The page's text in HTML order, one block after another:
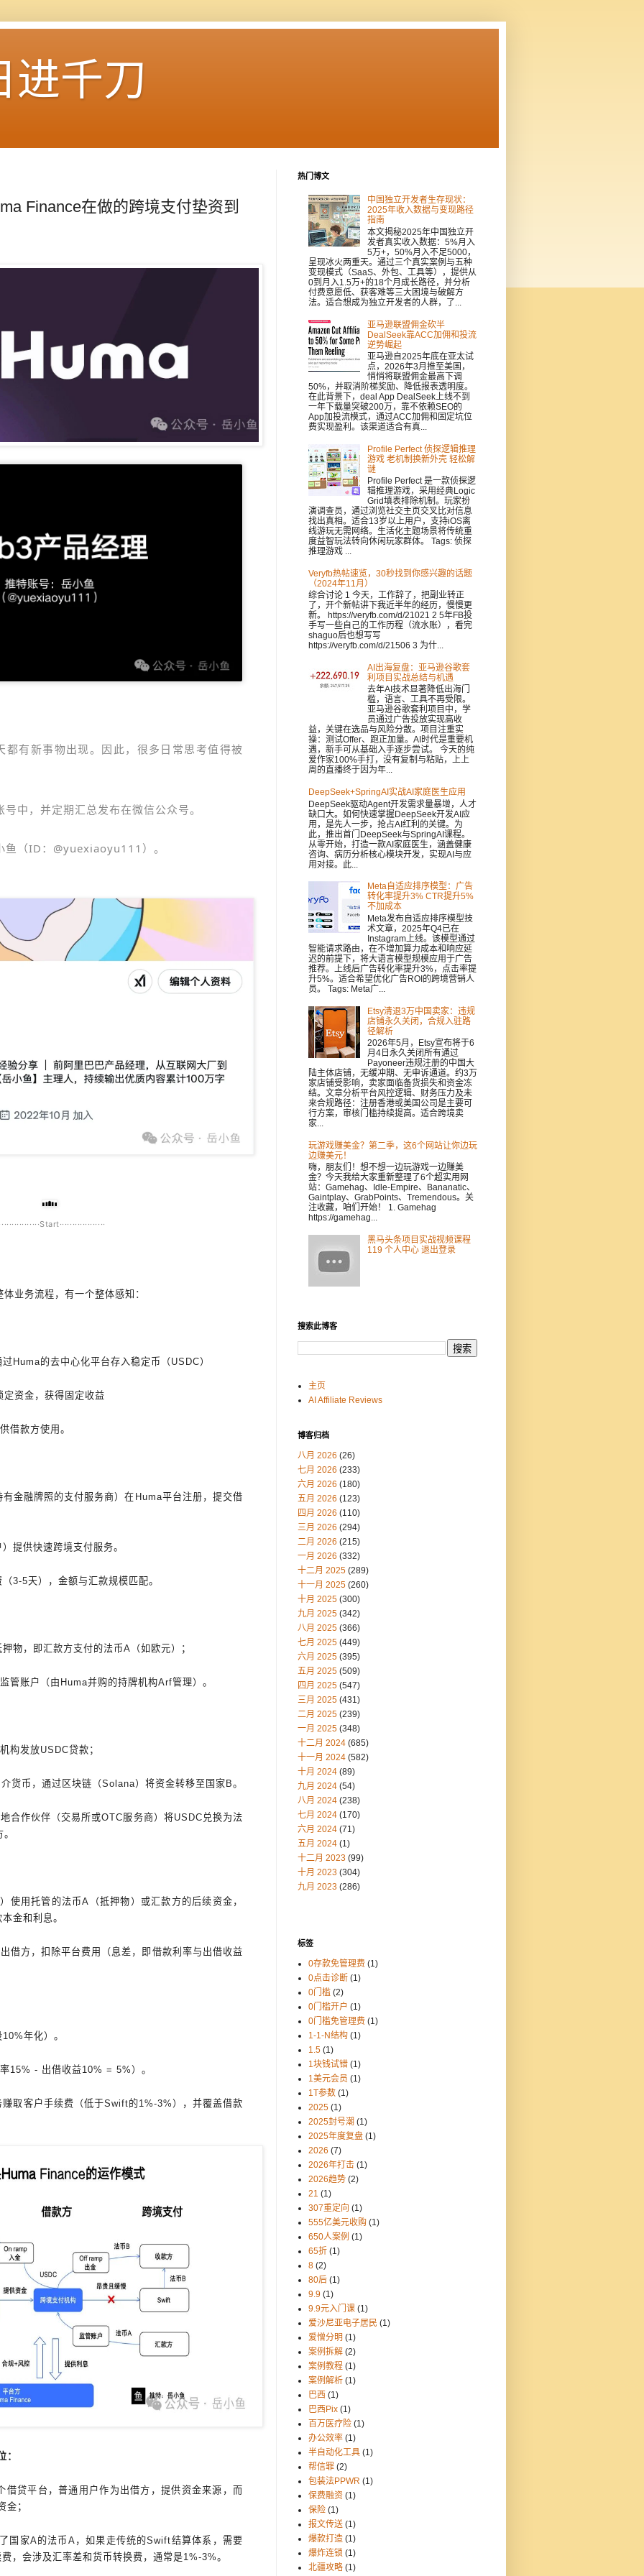
进千刀
Finance在做的跨境支付垫资到
有新事物出现。因此，很多日常思考值得被
中，并定期汇总发布在微信公众号。
鱼（ID：@yuexiaoyu111）。
业务流程，有一个整体感知：
Huma的去中心化平台存入稳定币（USDC）
资金，获得固定收益
借款方使用。
金融牌照的支付服务商）在Huma平台注册，提交借
提供快速跨境支付服务。
3-5天），金额与汇款规模匹配。
物，即汇款方支付的法币A（如欧元）；
管账户（由Huma并购的持牌机构Arf管理）。
构发放USDC贷款；
货币，通过区块链（Solana）将资金转移至国家B。
合作伙伴（交易所或OTC服务商）将USDC兑换为法
使用托管的法币A（抵押物）或汇款方的后续资金，
金和利息。
借方，扣除平台费用（息差，即借款利率与出借收益
年化）。
15% - 出借收益10% = 5%）。
取客户手续费（低于Swift的1%-3%），并覆盖借款
：
借贷平台，普通用户作为出借方，提供资金来源，而
金；
国家A的法币A，如果走传统的Swift结算体系，需要
，会涉及汇率差和货币转换费，通常是1%-3%。
热门博文
中国独立开发者生存现状：
2025年收入数据与变现路径
指南
本文揭秘2025年中国独立开
发者真实收入数据：5%月入
5万+，50%月入不足5000，
呈现冰火两重天。通过三个真实案例与五种
变现模式（SaaS、外包、工具等），提供从
0到月入1.5万+的18个月成长路径，并分析
付费意愿低、获客难等三大困境与破解方
法。适合想成为独立开发者的人群，了...
亚马逊联盟佣金砍半
DealSeek靠ACC加佣和投流
逆势崛起
亚马逊自2025年底在亚太试
点，2026年3月推至美国，
悄悄将联盟佣金最高下调
50%，并取消阶梯奖励、降低报表透明度。
在此背景下，deal App DealSeek上线不到
一年下载量突破200万，靠不依赖SEO的
App加投流模式，通过ACC加佣和固定坑位
费实现盈利。该渠道适合有真...
Profile Perfect 侦探逻辑推理
游戏 老机制换新外壳 轻松解
谜
Profile Perfect 是一款侦探逻
辑推理游戏，采用经典Logic
Grid填表排除机制。玩家扮
演调查员，通过浏览社交主页交叉比对信息
找出真相。适合13岁以上用户，支持iOS离
线游玩无需网络。生活化主题场景将传统重
度益智玩法转向休闲玩家群体。 Tags: 侦探
推理游戏 ...
Veryfb热帖速览，30秒找到你感兴趣的话题
（2024年11月）
综合讨论 1 今天，工作辞了，把副业转正
了，开个新帖讲下我近半年的经历，慢慢更
新。 https://veryfb.com/d/21021 2 5年FB投
手写一些自己的工作历程（流水账），看完
shaguo后也想写写
https://veryfb.com/d/21506 3 为什...
AI出海复盘：亚马逊谷歌套
利项目实战总结与机遇
去年AI技术显著降低出海门
槛，语言、工具不再受限。
亚马逊谷歌套利项目中，学
员通过广告投放实现高收
益，关键在选品与风险分散。项目注重实
操：测试Offer、跑正加量。AI时代是重要机
遇，新手可从基础入手逐步尝试。 今天的纯
爱作家100%手打，没有复制与粘贴，上上
周的直播终于因为年...
DeepSeek+SpringAI实战AI家庭医生应用
DeepSeek驱动Agent开发需求量暴增，人才
缺口大。如何快速掌握DeepSeek开发AI应
用，是先人一步，抢占AI红利的关键。为
此，推出首门DeepSeek与SpringAI课程。
从零开始，打造一款AI家庭医生，涵盖健康
咨询、病历分析核心模块开发，实现AI与应
用对接。此...
Meta自适应排序模型：广告
转化率提升3% CTR提升5%
不加成本
Meta发布自适应排序模型技
术文章，2025年Q4已在
Instagram上线。该模型通过
智能请求路由，在不增加算力成本和响应延
迟的前提下，将大语言模型规模应用于广告
推荐。上线后广告转化率提升3%，点击率提
升5%。适合希望优化广告ROI的跨境营销人
员。 Tags: Meta广...
Etsy清退3万中国卖家：违规
店铺永久关闭，合规入驻路
径解析
2026年5月，Etsy宣布将于6
月4日永久关闭所有通过
Payoneer违规注册的中国大
陆主体店铺，无缓冲期、无申诉通道。约3万
家店铺受影响，卖家面临备货损失和资金冻
结。文章分析平台风控逻辑、财务压力及未
来合规路径：注册香港或美国公司是主要可
行方案，审核门槛持续提高。适合跨境卖
家...
玩游戏赚美金？第二季，这6个网站让你边玩
边赚美元！
嗨，朋友们！想不想一边玩游戏一边赚美
金？今天我给大家重新整理了6个超实用网
站：Gamehag、Idle-Empire、Bananatic、
Gaintplay、GrabPoints、Tremendous。关
注收藏，咱们开始！ 1. Gamehag
https://gamehag...
黑马头条项目实战视频课程
119 个人中心 退出登录
搜索此博客
主页
AI Affiliate Reviews
博客归档
八月 2026 (26)
七月 2026 (233)
六月 2026 (180)
五月 2026 (123)
四月 2026 (110)
三月 2026 (294)
二月 2026 (215)
一月 2026 (332)
十二月 2025 (289)
十一月 2025 (260)
十月 2025 (300)
九月 2025 (342)
八月 2025 (366)
七月 2025 (449)
六月 2025 (395)
五月 2025 (509)
四月 2025 (547)
三月 2025 (431)
二月 2025 (239)
一月 2025 (348)
十二月 2024 (685)
十一月 2024 (582)
十月 2024 (89)
九月 2024 (54)
八月 2024 (238)
七月 2024 (170)
六月 2024 (71)
五月 2024 (1)
十二月 2023 (99)
十月 2023 (304)
九月 2023 (286)
标签
0存款免管理费 (1)
0点击诊断 (1)
0门槛 (2)
0门槛开户 (1)
0门槛免管理费 (1)
1-1-N结构 (1)
1.5 (1)
1块钱试错 (1)
1美元会员 (1)
1T参数 (1)
2025 (1)
2025封号潮 (1)
2025年度复盘 (1)
2026 (7)
2026年打击 (1)
2026趋势 (2)
21 (1)
307重定向 (1)
555亿美元收购 (1)
650人案例 (1)
65折 (1)
8 (2)
80后 (1)
9.9 (1)
9.9元入门课 (1)
爱沙尼亚电子居民 (1)
爱憎分明 (1)
案例拆解 (2)
案例教程 (1)
案例解析 (1)
巴西 (1)
巴西Pix (1)
百万医疗险 (1)
办公效率 (1)
半自动化工具 (1)
帮信罪 (2)
包装法PPWR (1)
保费融资 (1)
保险 (1)
报文传送 (1)
爆款打造 (1)
爆炸连锁 (1)
北疆攻略 (1)